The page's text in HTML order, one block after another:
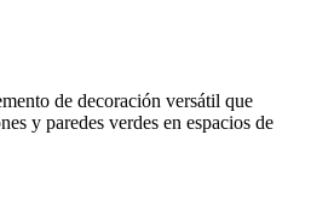
de decoración versátil que
y paredes verdes en espacios de